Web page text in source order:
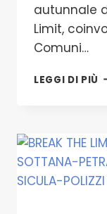
autunnale
Limit,
Comuni…
LEGGI DI PIÙ